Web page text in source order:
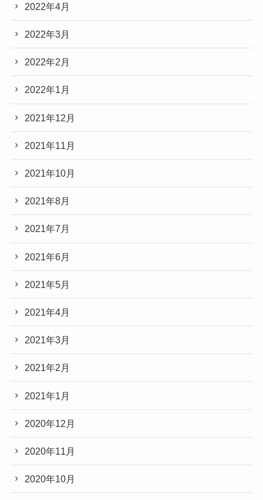
2022年4月
2022年3月
2022年2月
2022年1月
2021年12月
2021年11月
2021年10月
2021年8月
2021年7月
2021年6月
2021年5月
2021年4月
2021年3月
2021年2月
2021年1月
2020年12月
2020年11月
2020年10月